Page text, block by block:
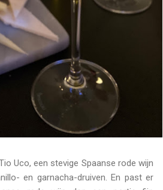
Uco, een stevige Spaanse rode wijn
en garnacha-druiven. En past er